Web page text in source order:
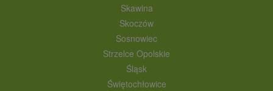
Skawina
Skoczów
Sosnowiec
Strzelce Opolskie
Śląsk
Świętochłowice